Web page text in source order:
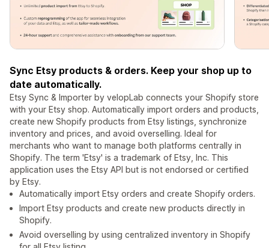
Sync Etsy products & orders. Keep your shop up to
date automatically.
Etsy Sync & Importer by velopLab connects your Shopify store
with your Etsy shop. Automatically import orders and products,
create new Shopify products from Etsy listings, synchronize
inventory and prices, and avoid overselling. Ideal for
merchants who want to manage both platforms centrally in
Shopify. The term 'Etsy' is a trademark of Etsy, Inc. This
application uses the Etsy API but is not endorsed or certified
by Etsy.
Automatically import Etsy orders and create Shopify orders.
Import Etsy products and create new products directly in
Shopify.
Avoid overselling by using centralized inventory in Shopify